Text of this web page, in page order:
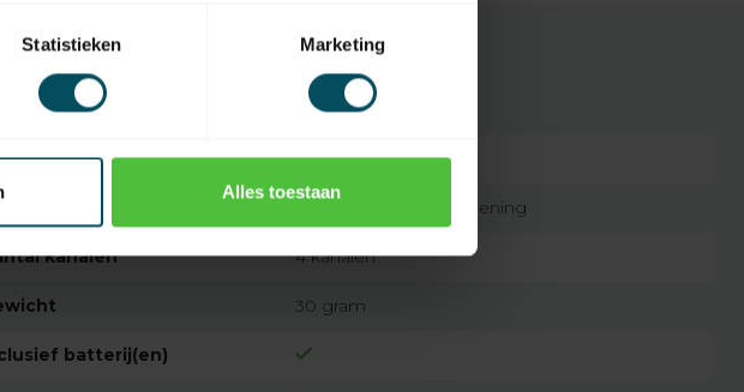
Statistieken Marketing
Alles toestaan
Code 7432257271224
originele afstandsbediening
kanalen 4 kanalen
30 gram
batterij(en)